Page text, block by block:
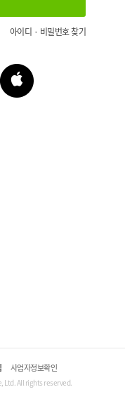
아이디 · 비밀번호 찾기
사업자정보확인
Ltd. All rights reserved.